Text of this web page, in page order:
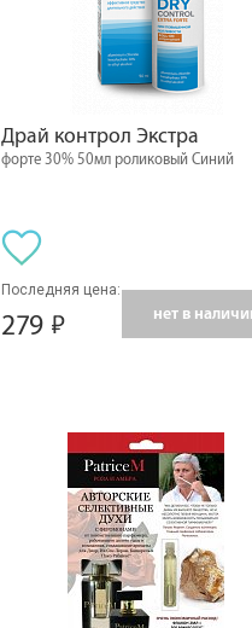
Драй контрол Экстра
форте 30% 50мл роликовый Синий
Последняя цена:
279 нет в